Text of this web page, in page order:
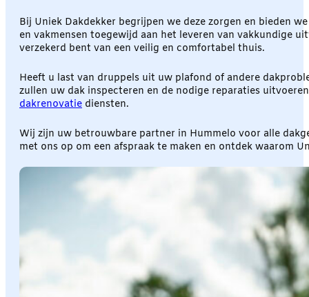
Bij Uniek Dakdekker begrijpen we deze zorgen en bieden
en vakmensen toegewijd aan het leveren van vakkundige
verzekerd bent van een veilig en comfortabel thuis.
Heeft u last van druppels uit uw plafond of andere
zullen uw dak inspecteren en de nodige reparaties
dakrenovatie diensten.
Wij zijn uw betrouwbare partner in Hummelo voor alle
met ons op om een afspraak te maken en ontdek waarom